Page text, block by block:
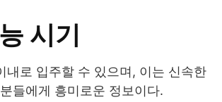
시기
내로 입주할 수 있으며, 이는 신속한
들에게 흥미로운 정보이다.